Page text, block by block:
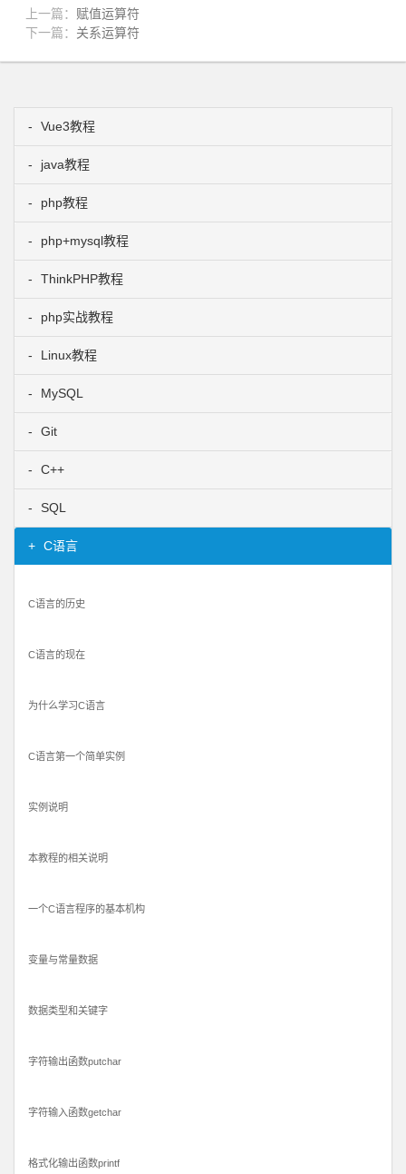
上一篇： 赋值运算符
下一篇： 关系运算符
Vue3教程
java教程
php教程
php+mysql教程
ThinkPHP教程
php实战教程
Linux教程
MySQL
Git
C++
SQL
C语言
C语言的历史
C语言的现在
为什么学习C语言
C语言第一个简单实例
实例说明
本教程的相关说明
一个C语言程序的基本机构
变量与常量数据
数据类型和关键字
字符输出函数putchar
字符输入函数getchar
格式化输出函数printf